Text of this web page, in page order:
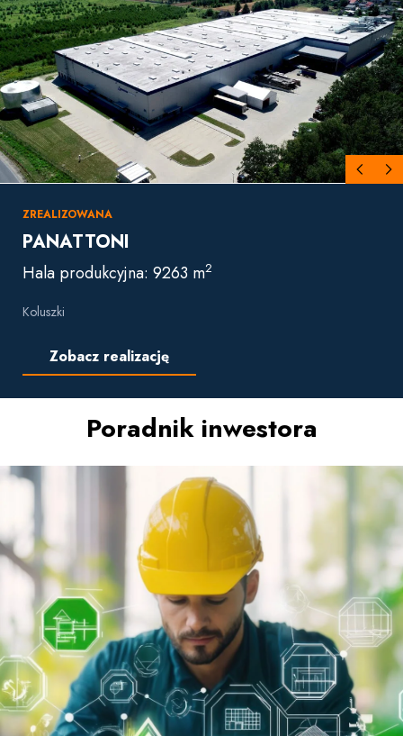
ZREALIZOWANA
PANATTONI
Hala produkcyjna: 9263 m2
Koluszki
Zobacz realizację
Poradnik inwestora